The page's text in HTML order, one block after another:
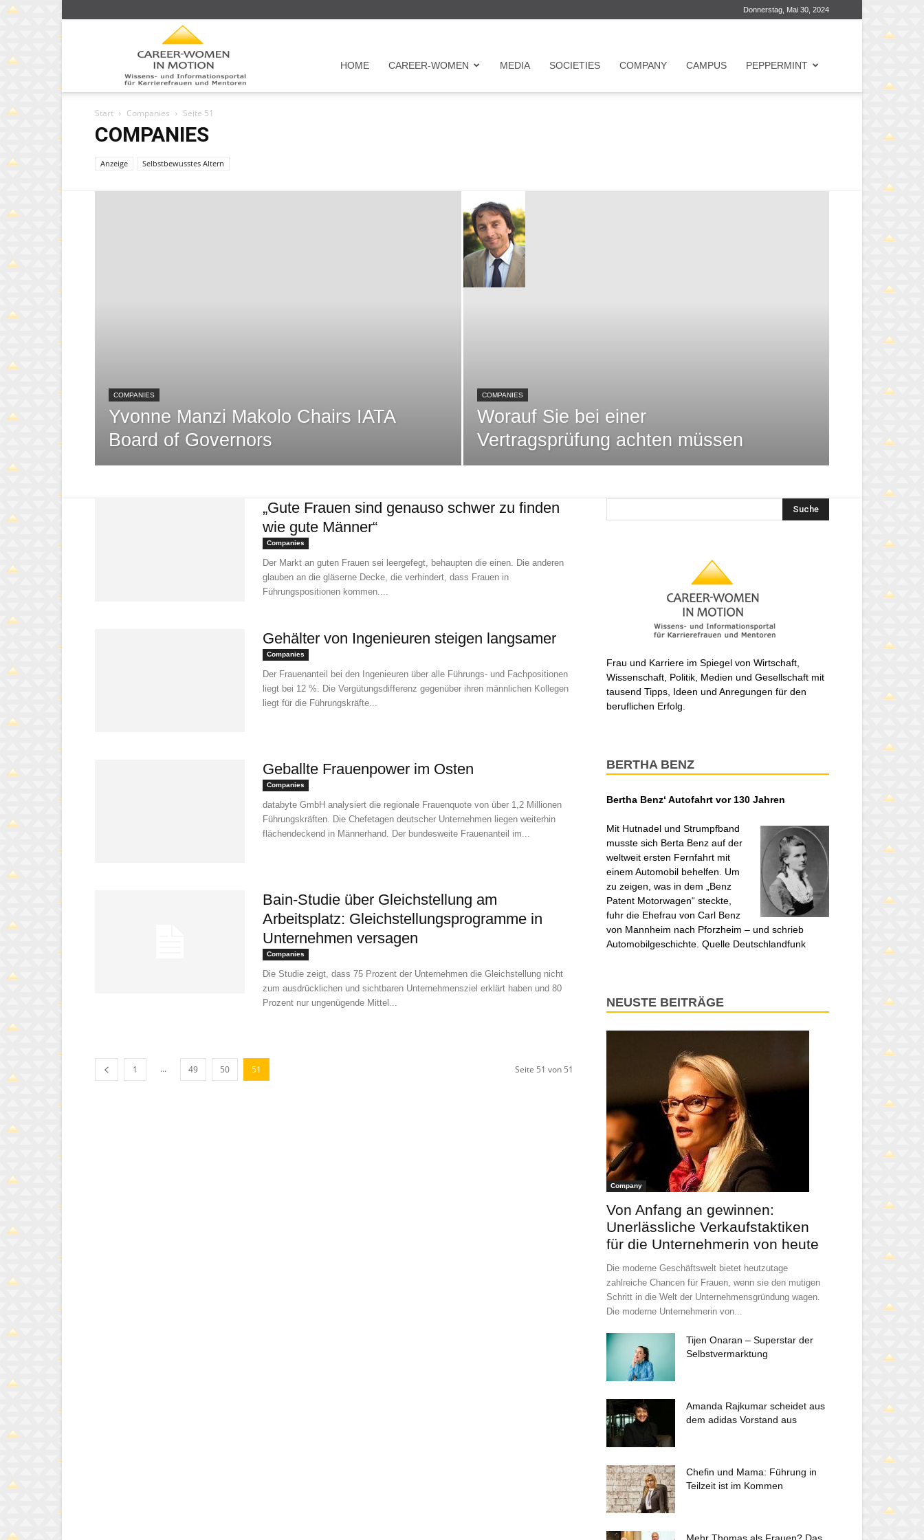
Donnerstag, Mai 30, 2024
HOME CAREER-WOMEN MEDIA SOCIETIES COMPANY CAMPUS PEPPERMINT
Start Companies Seite 51
COMPANIES
Anzeige Selbstbewusstes Altern
COMPANIES
Yvonne Manzi Makolo Chairs IATA
Board of Governors
COMPANIES
Worauf Sie bei einer
Vertragsprüfung achten müssen
„Gute Frauen sind genauso schwer zu finden
wie gute Männer“
Companies
Der Markt an guten Frauen sei leergefegt, behaupten die einen. Die anderen
glauben an die gläserne Decke, die verhindert, dass Frauen in
Führungspositionen kommen....
Gehälter von Ingenieuren steigen langsamer
Companies
Der Frauenanteil bei den Ingenieuren über alle Führungs- und Fachpositionen
liegt bei 12 %. Die Vergütungsdifferenz gegenüber ihren männlichen Kollegen
liegt für die Führungskräfte...
Geballte Frauenpower im Osten
Companies
databyte GmbH analysiert die regionale Frauenquote von über 1,2 Millionen
Führungskräften. Die Chefetagen deutscher Unternehmen liegen weiterhin
flächendeckend in Männerhand. Der bundesweite Frauenanteil im...
Bain-Studie über Gleichstellung am
Arbeitsplatz: Gleichstellungsprogramme in
Unternehmen versagen
Companies
Die Studie zeigt, dass 75 Prozent der Unternehmen die Gleichstellung nicht
zum ausdrücklichen und sichtbaren Unternehmensziel erklärt haben und 80
Prozent nur ungenügende Mittel...
1 ... 49 50 51 Seite 51 von 51
Frau und Karriere im Spiegel von Wirtschaft,
Wissenschaft, Politik, Medien und Gesellschaft mit
tausend Tipps, Ideen und Anregungen für den
beruflichen Erfolg.
BERTHA BENZ
Bertha Benz‘ Autofahrt vor 130 Jahren
Mit Hutnadel und Strumpfband
musste sich Berta Benz auf der
weltweit ersten Fernfahrt mit
einem Automobil behelfen. Um
zu zeigen, was in dem „Benz
Patent Motorwagen“ steckte,
fuhr die Ehefrau von Carl Benz
von Mannheim nach Pforzheim – und schrieb
Automobilgeschichte. Quelle Deutschlandfunk
NEUSTE BEITRÄGE
Company
Von Anfang an gewinnen:
Unerlässliche Verkaufstaktiken
für die Unternehmerin von heute
Die moderne Geschäftswelt bietet heutzutage
zahlreiche Chancen für Frauen, wenn sie den mutigen
Schritt in die Welt der Unternehmensgründung wagen.
Die moderne Unternehmerin von...
Tijen Onaran – Superstar der
Selbstvermarktung
Amanda Rajkumar scheidet aus
dem adidas Vorstand aus
Chefin und Mama: Führung in
Teilzeit ist im Kommen